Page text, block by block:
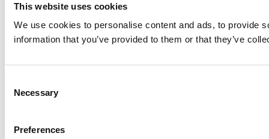
This website uses cookies
We use cookies to personalise content and ads, to provide
information that you’ve provided to them or that they’ve
Selection
Necessary
Preferences